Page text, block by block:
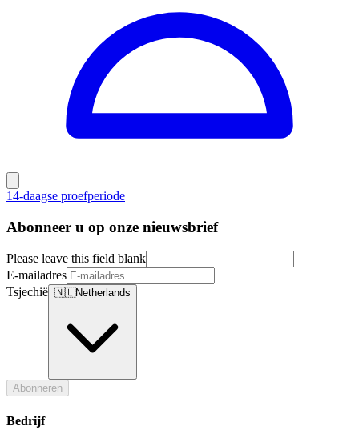
14-daagse proefperiode
Abonneer u op onze nieuwsbrief
Please leave this field blank
E-mailadres
Tsjechië 🇳🇱Netherlands
Abonneren
Bedrijf